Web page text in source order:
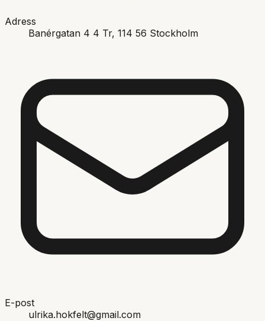
Adress
Banérgatan 4 4 Tr, 114 56 Stockholm
E-post
ulrika.hokfelt@gmail.com